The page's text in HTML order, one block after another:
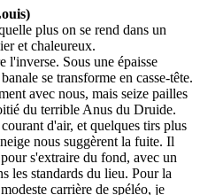
plus on se rend dans un
et chaleureux.
l'inverse. Sous une épaisse
se transforme en casse-tête.
avec nous, mais seize pailles
du terrible Anus du Druide.
d'air, et quelques tirs plus
nous suggèrent la fuite. Il
s'extraire du fond, avec un
les standards du lieu. Pour la
carrière de spéléo, je